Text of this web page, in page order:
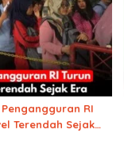
Pengangguran RI
Terendah Sejak